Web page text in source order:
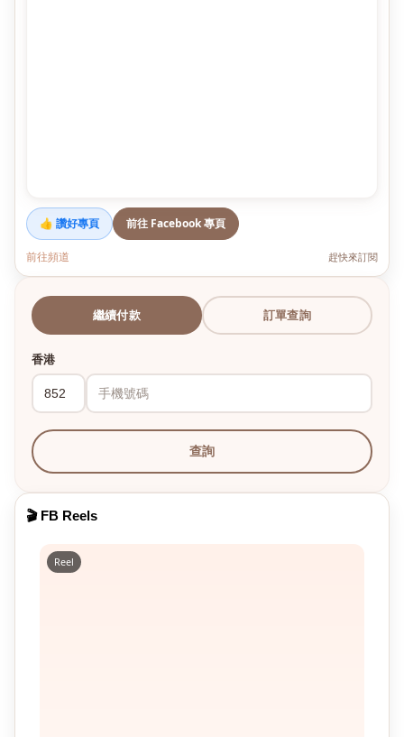
👍 讚好專頁 前往 Facebook 專頁
前往頻道 趕快來訂閱
繼續付款 訂單查詢
香港
查詢
🎬 FB Reels
Reel